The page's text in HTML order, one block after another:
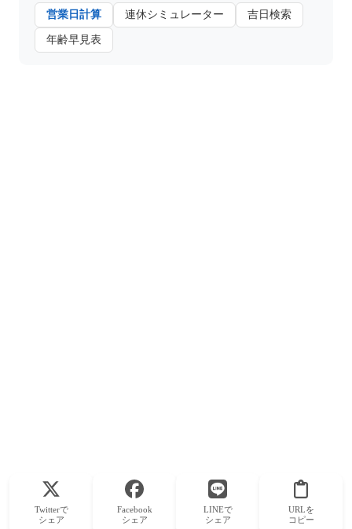
営業日計算 連休シミュレーター 吉日検索
年齢早見表
Twitterで
シェア
Facebook
シェア
LINEで
シェア
URLを
コピー